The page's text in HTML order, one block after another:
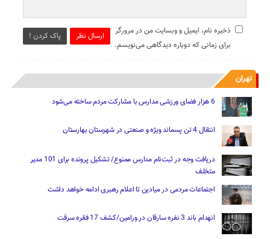
ارسال نظر پاک کردن !
ذخیره نام، ایمیل و وبسایت من در مرورگر
برای زمانی که دوباره دیدگاهی می‌نویسم.
تهران
6 هزار فضای ورزشی مدارس با مشارکت مردم ساخته می‌شود
انتقال 4 تن پسماند ویژه و صنعتی در شهرستان بهارستان
دریافت وجه در ثبت‌نام مدارس ممنوع/ تشکیل پرونده برای 101 مدیر
متخلف
اجتماعات مردمی در میادین تا اعلام رهبری ادامه خواهد داشت
انهدام باند 3 نفره سارقان در ورامین/کشف 17 فقره سرقت